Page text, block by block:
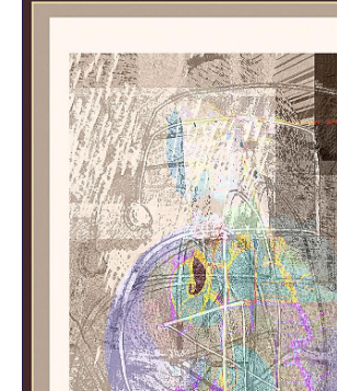
RUBRIKY
PLNÁ VERZE STRÁNEK